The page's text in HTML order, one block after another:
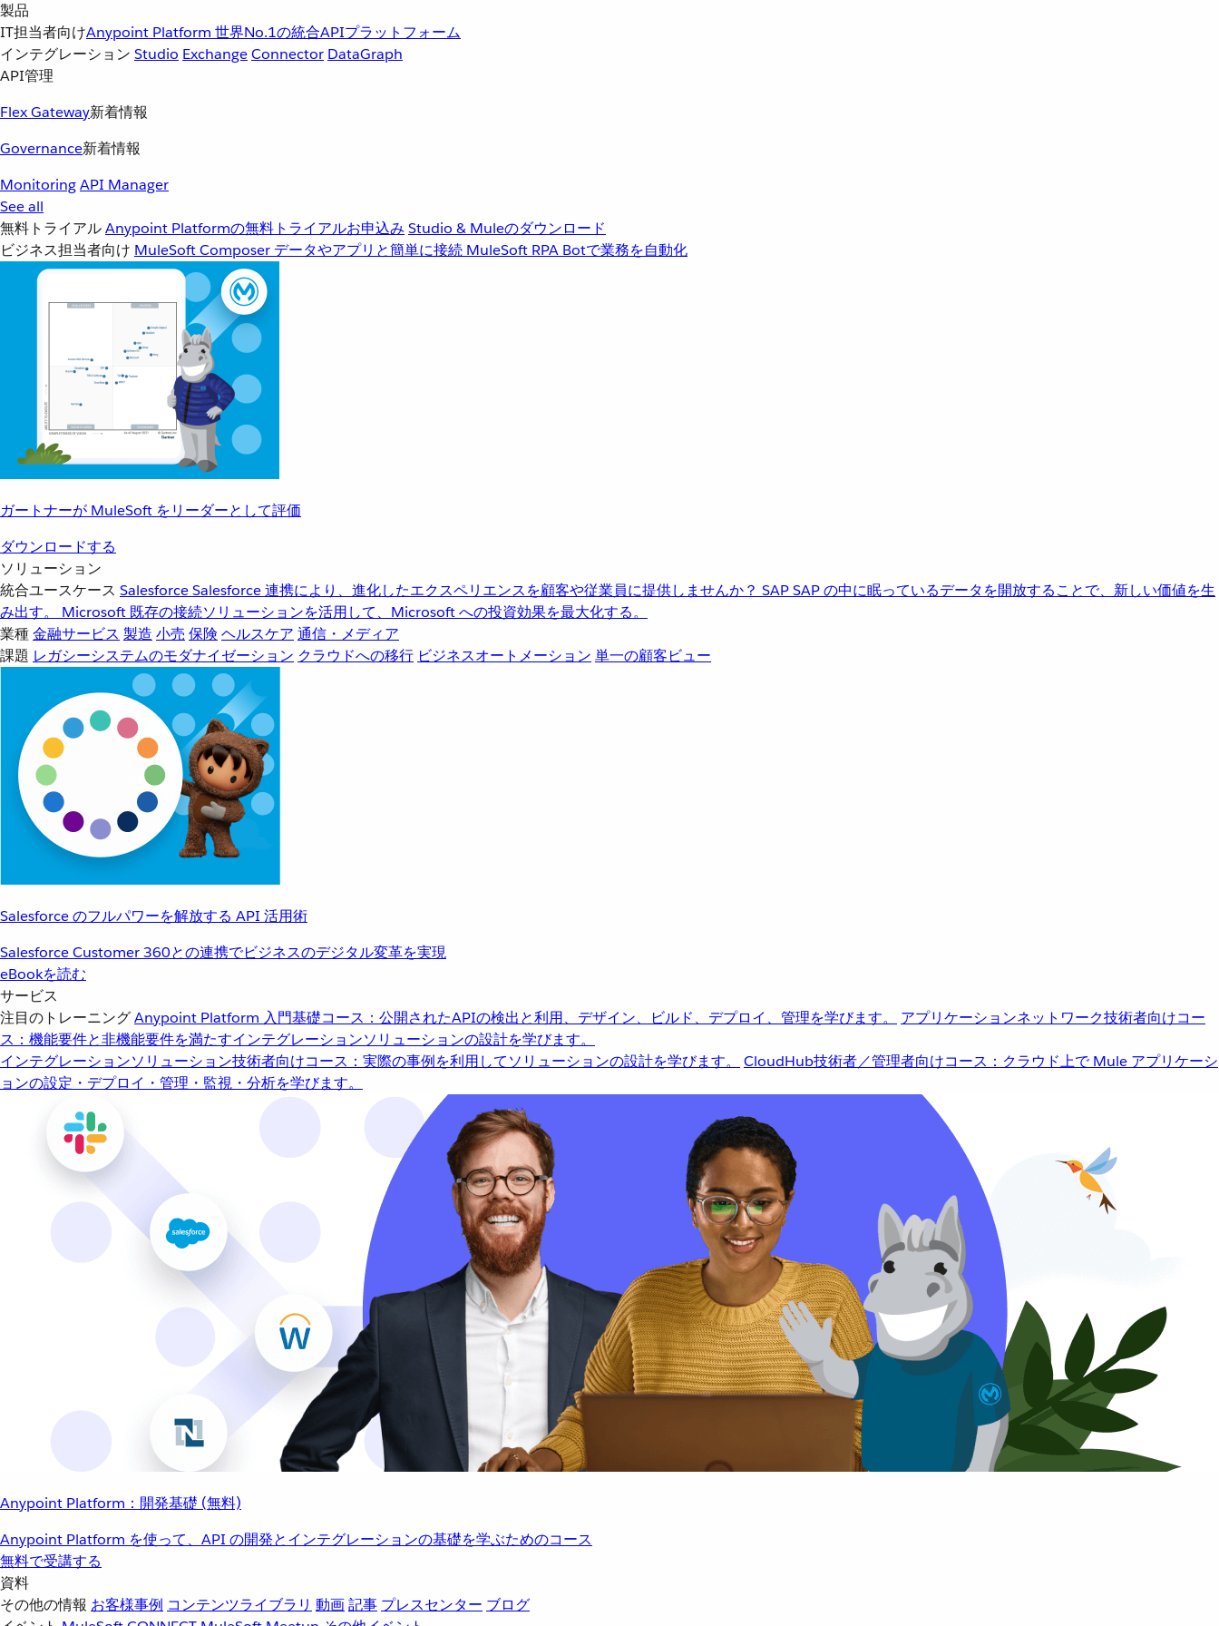
製品
IT担当者向けAnypoint Platform 世界No.1の統合APIプラットフォーム
インテグレーション Studio ExchangeConnector DataGraph
API管理
Flex Gateway新着情報
Governance新着情報
MonitoringAPI Manager
See all
無料トライアルAnypoint Platformの無料トライアルお申込み Studio & Muleのダウンロード
ビジネス担当者向け MuleSoft Composer データやアプリと簡単に接続 MuleSoft RPA Botで業務を自動化
ガートナーが MuleSoft をリーダーとして評価
ダウンロードする
ソリューション
統合ユースケース SalesforceSalesforce 連携により、進化したエクスペリエンスを顧客や従業員に提供しませんか？ SAPSAP の中に眠っているデータを開放することで、新しい価値を生
み出す。
Microsoft 既存の接続ソリューションを活用して、Microsoft への投資効果を最大化する。
業種金融サービス 製造 小売 保険 ヘルスケア 通信・メディア
課題 レガシーシステムのモダナイゼーション クラウドへの移行 ビジネスオートメーション 単一の顧客ビュー
Salesforce のフルパワーを解放する API 活用術
Salesforce Customer 360との連携でビジネスのデジタル変革を実現
eBookを読む
サービス
注目のトレーニングAnypoint Platform 入門基礎コース：公開されたAPIの検出と利用、デザイン、ビルド、デプロイ、管理を学びます。 アプリケーションネットワーク技術者向けコー
ス：機能要件と非機能要件を満たすインテグレーションソリューションの設計を学びます。
インテグレーションソリューション技術者向けコース：実際の事例を利用してソリューションの設計を学びます。 CloudHub技術者／管理者向けコース：クラウド上で Mule アプリケーシ
ョンの設定・デプロイ・管理・監視・分析を学びます。
Anypoint Platform：開発基礎 (無料)
Anypoint Platform を使って、API の開発とインテグレーションの基礎を学ぶためのコース
無料で受講する
資料
その他の情報 お客様事例 コンテンツライブラリ 動画記事 プレスセンター ブログ